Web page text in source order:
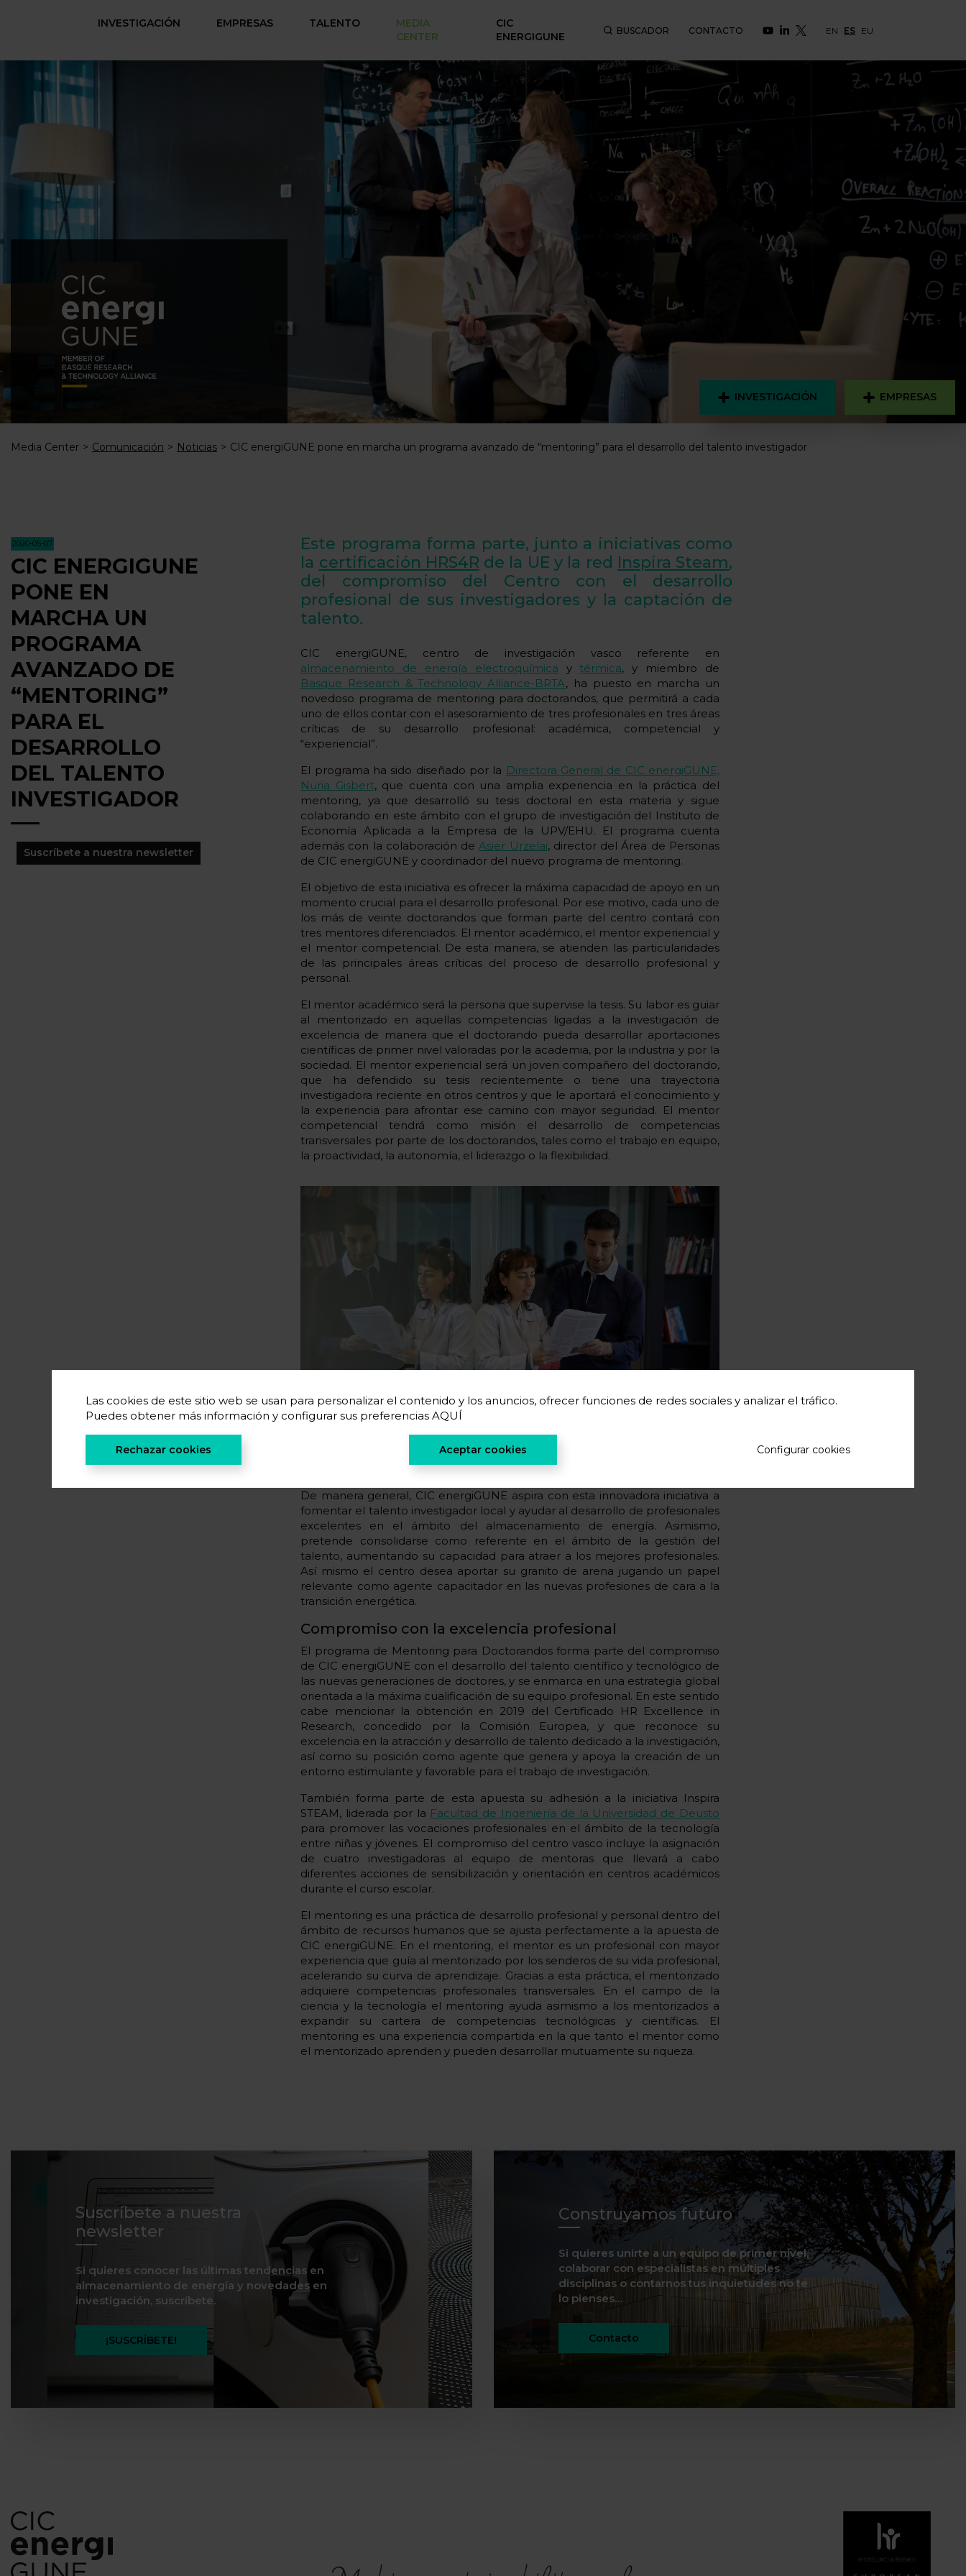
INVESTIGACIÓN EMPRESAS TALENTO
MEDIA
CENTER
CIC
ENERGIGUNE
BUSCADOR CONTACTO EN ES EU
INVESTIGACIÓN EMPRESAS
Media Center Comunicación Noticias CIC energiGUNE pone en marcha un programa avanzado de “mentoring” para el desarrollo del talento investigador
2020-05-07
CIC ENERGIGUNE
PONE EN
MARCHA UN
PROGRAMA
AVANZADO DE
“MENTORING”
PARA EL
DESARROLLO
DEL TALENTO
INVESTIGADOR
Suscríbete a nuestra newsletter
Este programa forma parte, junto a iniciativas como
la certificación HRS4R de la UE y la red Inspira Steam,
del compromiso del Centro con el desarrollo
profesional de sus investigadores y la captación de
talento.
CIC energiGUNE, centro de investigación vasco referente en
almacenamiento de energía electroquímica ytérmica, y miembro de
Basque Research & Technology Alliance-BRTA, ha puesto en marcha un
novedoso programa de mentoring para doctorandos, que permitirá a cada
uno de ellos contar con el asesoramiento de tres profesionales en tres áreas
críticas de su desarrollo profesional: académica, competencial y
“experiencial”.
El programa ha sido diseñado por la Directora General de CIC energiGUNE,
Nuria Gisbert, que cuenta con una amplia experiencia en la práctica del
mentoring, ya que desarrolló su tesis doctoral en esta materia y sigue
colaborando en este ámbito con el grupo de investigación del Instituto de
Economía Aplicada a la Empresa de la UPV/EHU. El programa cuenta
además con la colaboración de Asier Urzelai, director del Área de Personas
de CIC energiGUNE y coordinador del nuevo programa de mentoring.
El objetivo de esta iniciativa es ofrecer la máxima capacidad de apoyo en un
momento crucial para el desarrollo profesional. Por ese motivo, cada uno de
los más de veinte doctorandos que forman parte del centro contará con
tres mentores diferenciados. El mentor académico, el mentor experiencial y
el mentor competencial. De esta manera, se atienden las particularidades
de las principales áreas críticas del proceso de desarrollo profesional y
personal.
El mentor académico será la persona que supervise la tesis. Su labor es guiar
al mentorizado en aquellas competencias ligadas a la investigación de
excelencia de manera que el doctorando pueda desarrollar aportaciones
científicas de primer nivel valoradas por la academia, por la industria y por la
sociedad. El mentor experiencial será un joven compañero del doctorando,
que ha defendido su tesis recientemente o tiene una trayectoria
investigadora reciente en otros centros y que le aportará el conocimiento y
la experiencia para afrontar ese camino con mayor seguridad. El mentor
competencial tendrá como misión el desarrollo de competencias
transversales por parte de los doctorandos, tales como el trabajo en equipo,
la proactividad, la autonomía, el liderazgo o la flexibilidad.
De manera general, CIC energiGUNE aspira con esta innovadora iniciativa a
fomentar el talento investigador local y ayudar al desarrollo de profesionales
excelentes en el ámbito del almacenamiento de energía. Asimismo,
pretende consolidarse como referente en el ámbito de la gestión del
talento, aumentando su capacidad para atraer a los mejores profesionales.
Así mismo el centro desea aportar su granito de arena jugando un papel
relevante como agente capacitador en las nuevas profesiones de cara a la
transición energética.
Compromiso con la excelencia profesional
El programa de Mentoring para Doctorandos forma parte del compromiso
de CIC energiGUNE con el desarrollo del talento científico y tecnológico de
las nuevas generaciones de doctores, y se enmarca en una estrategia global
orientada a la máxima cualificación de su equipo profesional. En este sentido
cabe mencionar la obtención en 2019 del Certificado HR Excellence in
Research, concedido por la Comisión Europea, y que reconoce su
excelencia en la atracción y desarrollo de talento dedicado a la investigación,
así como su posición como agente que genera y apoya la creación de un
entorno estimulante y favorable para el trabajo de investigación.
También forma parte de esta apuesta su adhesión a la iniciativa Inspira
STEAM, liderada por la Facultad de Ingeniería de la Universidad de Deusto
para promover las vocaciones profesionales en el ámbito de la tecnología
entre niñas y jóvenes. El compromiso del centro vasco incluye la asignación
de cuatro investigadoras al equipo de mentoras que llevará a cabo
diferentes acciones de sensibilización y orientación en centros académicos
durante el curso escolar.
El mentoring es una práctica de desarrollo profesional y personal dentro del
ámbito de recursos humanos que se ajusta perfectamente a la apuesta de
CIC energiGUNE. En el mentoring, el mentor es un profesional con mayor
experiencia que guía al mentorizado por los senderos de su vida profesional,
acelerando su curva de aprendizaje. Gracias a esta práctica, el mentorizado
adquiere competencias profesionales transversales. En el campo de la
ciencia y la tecnología el mentoring ayuda asimismo a los mentorizados a
expandir su cartera de competencias tecnológicas y científicas. El
mentoring es una experiencia compartida en la que tanto el mentor como
el mentorizado aprenden y pueden desarrollar mutuamente su riqueza.
Suscríbete a nuestra
newsletter
Si quieres conocer las últimas tendencias en
almacenamiento de energía y novedades en
investigación, suscríbete.
¡SUSCRÍBETE!
Construyamos futuro
Si quieres unirte a un equipo de primer nivel,
colaborar con especialistas en múltiples
disciplinas o contarnos tus inquietudes no te
lo pienses…
Contacto
Las cookies de este sitio web se usan para personalizar el contenido y los anuncios, ofrecer funciones de redes sociales y analizar el tráfico.
Puedes obtener más información y configurar sus preferencias AQUÍ
Rechazar cookies Aceptar cookies Configurar cookies